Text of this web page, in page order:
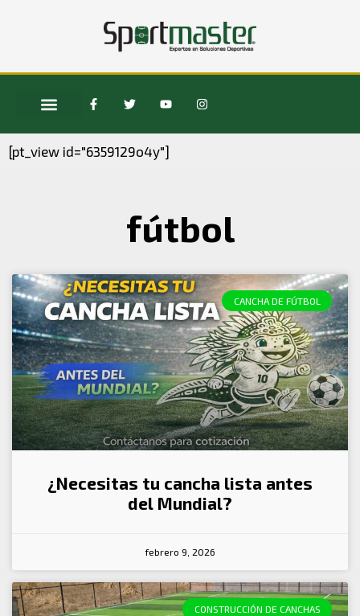
[pt_view id="6359129o4y"]
fútbol
CANCHA DE FÚTBOL
¿Necesitas tu cancha lista antes
del Mundial?
febrero 9, 2026
CONSTRUCCIÓN DE CANCHAS